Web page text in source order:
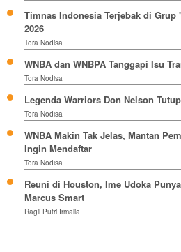
Timnas Indonesia Terjebak di Grup
2026
Tora Nodisa
WNBA dan WNBPA Tanggapi Isu
Tora Nodisa
Legenda Warriors Don Nelson
Tora Nodisa
WNBA Makin Tak Jelas, Mantan
Ingin Mendaftar
Tora Nodisa
Reuni di Houston, Ime Udoka
Marcus Smart
Ragil Putri Irmalia